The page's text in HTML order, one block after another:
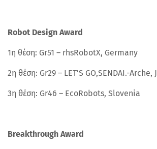
Robot Design Award
1η θέση: Gr51 – rhsRobotX, Germany
2η θέση: Gr29 – LET’S GO,SENDAI.-Arche,
3η θέση: Gr46 – EcoRobots, Slovenia
Breakthrough Award